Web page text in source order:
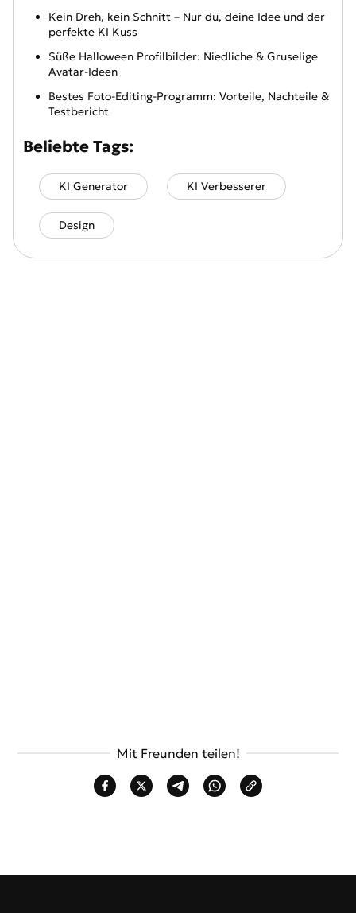
Kein Dreh, kein Schnitt – Nur du, deine Idee und der
perfekte KI Kuss
Süße Halloween Profilbilder: Niedliche & Gruselige
Avatar-Ideen
Bestes Foto-Editing-Programm: Vorteile, Nachteile &
Testbericht
Beliebte Tags:
KI Generator KI Verbesserer
Design
Mit Freunden teilen!